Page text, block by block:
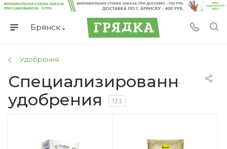
Брянск
Удобрения
Специализированные
удобрения
133